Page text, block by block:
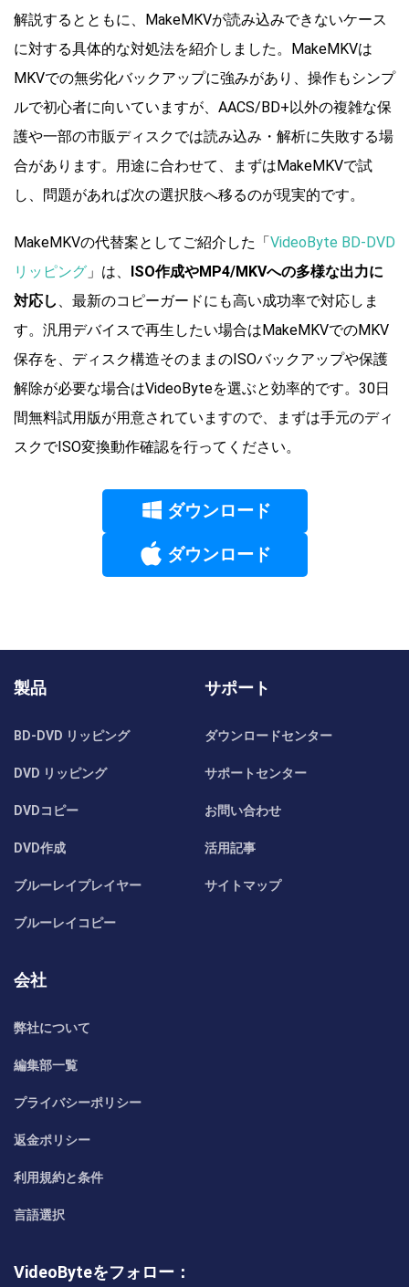
解説するとともに、MakeMKVが読み込みできないケース
に対する具体的な対処法を紹介しました。MakeMKVは
MKVでの無劣化バックアップに強みがあり、操作もシンプ
ルで初心者に向いていますが、AACS/BD+以外の複雑な保
護や一部の市販ディスクでは読み込み・解析に失敗する場
合があります。用途に合わせて、まずはMakeMKVで試
し、問題があれば次の選択肢へ移るのが現実的です。
MakeMKVの代替案としてご紹介した「VideoByte BD-DVD
リッピング 」は、 ISO作成やMP4/MKVへの多様な出力に
対応し 、最新のコピーガードにも高い成功率で対応しま
す。汎用デバイスで再生したい場合はMakeMKVでのMKV
保存を、ディスク構造そのままのISOバックアップや保護
解除が必要な場合はVideoByteを選ぶと効率的です。30日
間無料試用版が用意されていますので、まずは手元のディ
スクでISO変換動作確認を行ってください。
ダウンロード
ダウンロード
製品
BD-DVD リッピング
DVD リッピング
DVDコピー
DVD作成
ブルーレイプレイヤー
ブルーレイコピー
サポート
ダウンロードセンター
サポートセンター
お問い合わせ
活用記事
サイトマップ
会社
弊社について
編集部一覧
プライバシーポリシー
返金ポリシー
利用規約と条件
言語選択
VideoByteをフォロー：